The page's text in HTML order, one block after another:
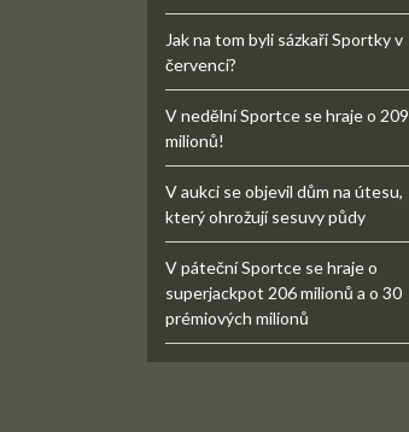
Jak na tom byli sázkaři Sportky v
červenci?
V nedělní Sportce se hraje o 209
milionů!
V aukci se objevil dům na útesu,
který ohrožují sesuvy půdy
V páteční Sportce se hraje o
superjackpot 206 milionů a o 30
prémiových milionů